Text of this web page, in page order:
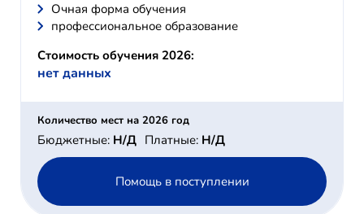
Очная форма обучения
профессиональное образование
Стоимость обучения 2026:
нет данных
Количество мест на 2026 год
Бюджетные: Н/Д Платные: Н/Д
Помощь в поступлении